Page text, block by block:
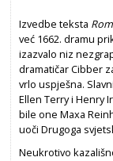
Izvedbe teksta
već 1662. dramu
izazvalo niz
dramatičar Cibber
vrlo uspješna.
Ellen Terry i Henry
bile one Maxa
uoči Drugoga
Neukrotivo